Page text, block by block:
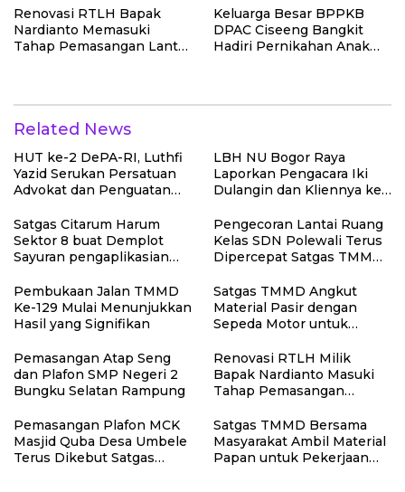
Renovasi RTLH Bapak
Nardianto Memasuki
Tahap Pemasangan Lantai
Keluarga Besar BPPKB
DPAC Ciseeng Bangkit
Hadiri Pernikahan Anak
Related News
HUT ke-2 DePA-RI, Luthfi
Yazid Serukan Persatuan
Advokat dan Penguatan
LBH NU Bogor Raya
Laporkan Pengacara Iki
Dulangin dan Kliennya ke
Satgas Citarum Harum
Sektor 8 buat Demplot
Sayuran pengaplikasian
Perkuat Edukasi
Lingkungan dan
Pendataan Ternak di
Pengecoran Lantai Ruang
Kelas SDN Polewali Terus
Dipercepat Satgas TMMD
Pembukaan Jalan TMMD
Ke-129 Mulai Menunjukkan
Hasil yang Signifikan
Satgas TMMD Angkut
Material Pasir dengan
Sepeda Motor untuk
Jalan
Pemasangan Atap Seng
dan Plafon SMP Negeri 2
Bungku Selatan Rampung
Renovasi RTLH Milik
Bapak Nardianto Masuki
Tahap Pemasangan
Pemasangan Plafon MCK
Masjid Quba Desa Umbele
Terus Dikebut Satgas
Satgas TMMD Bersama
Masyarakat Ambil Material
Papan untuk Pekerjaan